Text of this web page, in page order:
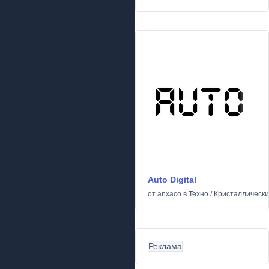
Auto Digital
от anxaco в Техно /
Реклама